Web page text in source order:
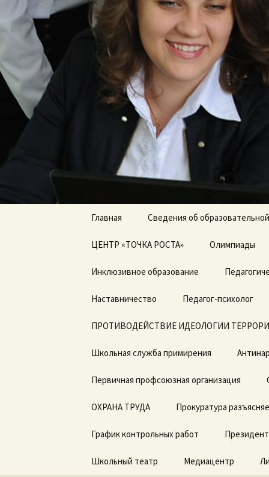
содержимому
Главная Сведения об
Основные сведения
Структура и органы
управления
организацией
Документы
Образование
Образовательные
стандарты и
ЦЕНТР «ТОЧКА РОСТА»
Общая информация о
центре «Точка роста»
Образовательные
техническая база
Режим занятий
Мероприятия
Олимпиады
Инклюзивное образование
Дорожная карта по
ДОГОВОРЫ о
Наставничество Педагог-психолог
ПРОТИВОДЕЙСТВИЕ ИДЕОЛОГИИ
Школьная служба примирения
Первичная профсоюзная организация
ОХРАНА ТРУДА Прокуратура
График контрольных работ
Школьный театр Медиацентр